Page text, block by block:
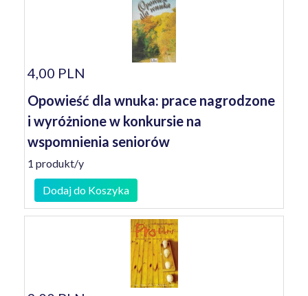
4,00 PLN
Opowieść dla wnuka: prace nagrodzone
i wyróżnione w konkursie na
wspomnienia seniorów
1 produkt/y
Dodaj do Koszyka